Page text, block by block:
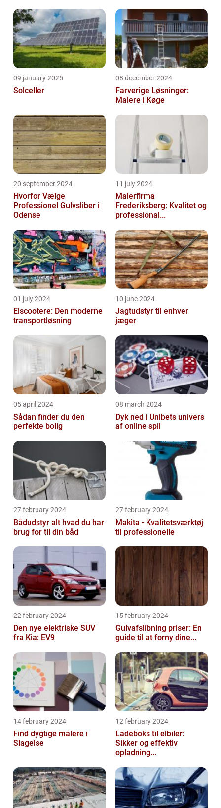
09 january 2025
Solceller
08 december 2024
Farverige Løsninger:
Malere i Køge
20 september 2024
Hvorfor Vælge
Professionel Gulvsliber i
Odense
11 july 2024
Malerfirma
Frederiksberg: Kvalitet og
professional...
01 july 2024
Elscootere: Den moderne
transportløsning
10 june 2024
Jagtudstyr til enhver
jæger
05 april 2024
Sådan finder du den
perfekte bolig
08 march 2024
Dyk ned i Unibets univers
af online spil
27 february 2024
Bådudstyr alt hvad du har
brug for til din båd
27 february 2024
Makita - Kvalitetsværktøj
til professionelle
22 february 2024
Den nye elektriske SUV
fra Kia: EV9
15 february 2024
Gulvafslibning priser: En
guide til at forny dine...
14 february 2024
Find dygtige malere i
Slagelse
12 february 2024
Ladeboks til elbiler:
Sikker og effektiv
opladning...